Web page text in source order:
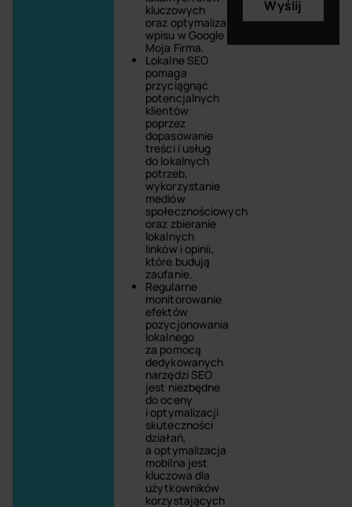
kluczowych
oraz optymalizacja
wpisu w Google
Moja Firma.
Lokalne SEO
pomaga
przyciągnąć
potencjalnych
klientów
poprzez
dopasowanie
treści i usług
do lokalnych
potrzeb,
wykorzystanie
mediów
społecznościowych
oraz zbieranie
lokalnych
linków i opinii,
które budują
zaufanie.
Regularne
monitorowanie
efektów
pozycjonowania
lokalnego
za pomocą
dedykowanych
narzędzi SEO
jest niezbędne
do oceny
i optymalizacji
skuteczności
działań,
a optymalizacja
mobilna jest
kluczowa dla
użytkowników
korzystających
Wyślij